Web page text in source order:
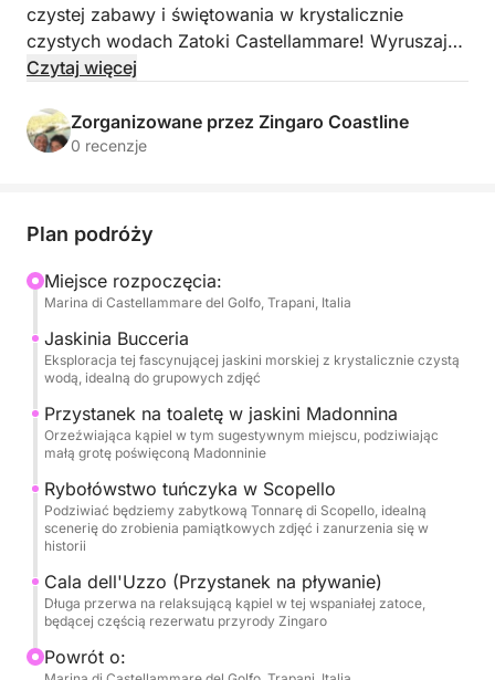
czystej zabawy i świętowania w krystalicznie
czystych wodach Zatoki Castellammare! Wyruszając
z malowniczego lokalnego portu, zapraszamy na
uhonorować przyszłego pana młodego stylem,
śmiechem i zapierającymi dech w piersiach
przyjaciółmi i niezapomnianych przygód wodnych.
radości i wolności, podczas gdy popłyniemy do
magicznych miejsc, które będą tłem dla cennych
wspomnień.
Nasza łódź będzie Twoją pływającą sceną na epicki
dzień. Popłyniemy wzdłuż wybrzeża, eksplorując
tajemniczą Grotta della Bucceria, gdzie krystalicznie
czysta woda i gra świateł stworzą niemal
zaczarowaną atmosferę, idealną na specjalny toast.
Zatrzymamy się na orzeźwiające kąpiele w
wymarzonych zatoczkach, takich jak sugestywna
Grotta della Madonnina z jej zachęcającymi wodami
i wspaniała Cala dell'Uzzo, zakątek raju w
rezerwacie przyrody Zingaro, gdzie można
nurkować i dobrze się bawić w grupie. Podziwiamy
Czytaj więcej
Zorganizowane przez Zingaro Coastline
0 recenzje
Plan podróży
Miejsce rozpoczęcia:
Marina di Castellammare del Golfo, Trapani, Italia
Jaskinia Bucceria
Eksploracja tej fascynującej jaskini morskiej z krystalicznie czystą
wodą, idealną do grupowych zdjęć
Przystanek na toaletę w jaskini Madonnina
Orzeźwiająca kąpiel w tym sugestywnym miejscu, podziwiając
małą grotę poświęconą Madonninie
Rybołówstwo tuńczyka w Scopello
Podziwiać będziemy zabytkową Tonnarę di Scopello, idealną
scenerię do zrobienia pamiątkowych zdjęć i zanurzenia się w
historii
Cala dell'Uzzo (Przystanek na pływanie)
Długa przerwa na relaksującą kąpiel w tej wspaniałej zatoce,
będącej częścią rezerwatu przyrody Zingaro
Powrót o: